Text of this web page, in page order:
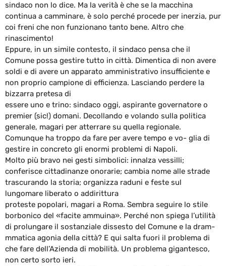
sindaco non lo dice. Ma la verità è che se la macchina
continua a camminare, è solo perché procede per inerzia, pur
coi freni che non funzionano tanto bene. Altro che
rinascimento!
Eppure, in un simile contesto, il sindaco pensa che il
Comune possa gestire tutto in città. Dimentica di non avere
soldi e di avere un apparato amministrativo insufficiente e
non proprio campione di efficienza. Lasciando perdere la
bizzarra pretesa di
essere uno e trino: sindaco oggi, aspirante governatore o
premier (sic!) domani. Decollando e volando sulla politica
generale, magari per atterrare su quella regionale.
Comunque ha troppo da fare per avere tempo e vo- glia di
gestire in concreto gli enormi problemi di Napoli.
Molto più bravo nei gesti simbolici: innalza vessilli;
conferisce cittadinanze onorarie; cambia nome alle strade
trascurando la storia; organizza raduni e feste sul
lungomare liberato o addirittura
proteste popolari, magari a Roma. Sembra seguire lo stile
borbonico del «facite ammuina». Perché non spiega l’utilità
di prolungare il sostanziale dissesto del Comune e la dram-
mmatica agonia della città? E qui salta fuori il problema di
che fare dell’Azienda di mobilità. Un problema gigantesco,
non certo sorto ieri.